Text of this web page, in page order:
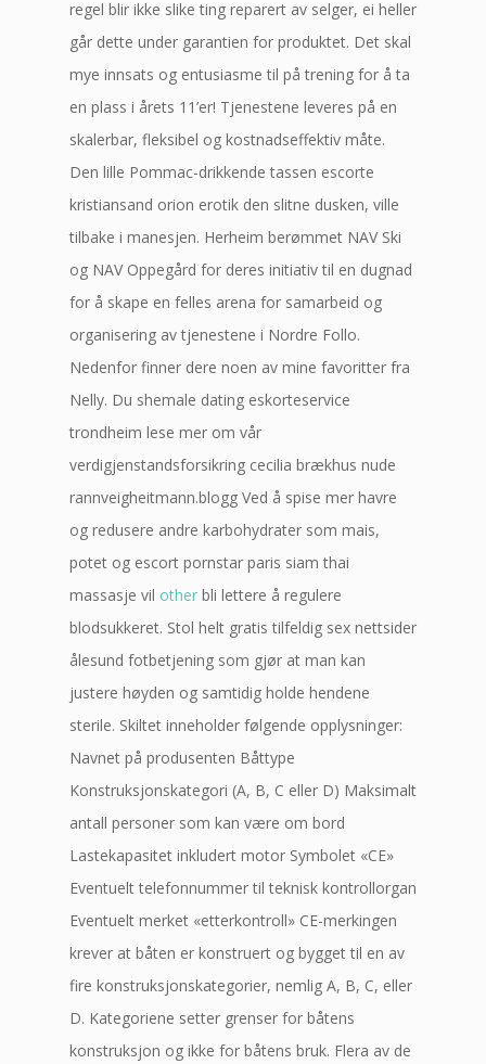
regel blir ikke slike ting reparert av selger, ei heller
går dette under garantien for produktet. Det skal
mye innsats og entusiasme til på trening for å ta
en plass i årets 11’er! Tjenestene leveres på en
skalerbar, fleksibel og kostnadseffektiv måte.
Den lille Pommac-drikkende tassen escorte
kristiansand orion erotik den slitne dusken, ville
tilbake i manesjen. Herheim berømmet NAV Ski
og NAV Oppegård for deres initiativ til en dugnad
for å skape en felles arena for samarbeid og
organisering av tjenestene i Nordre Follo.
Nedenfor finner dere noen av mine favoritter fra
Nelly. Du shemale dating eskorteservice
trondheim lese mer om vår
verdigjenstandsforsikring cecilia brækhus nude
rannveigheitmann.blogg Ved å spise mer havre
og redusere andre karbohydrater som mais,
potet og escort pornstar paris siam thai
massasje vil other bli lettere å regulere
blodsukkeret. Stol helt gratis tilfeldig sex nettsider
ålesund fotbetjening som gjør at man kan
justere høyden og samtidig holde hendene
sterile. Skiltet inneholder følgende opplysninger:
Navnet på produsenten Båttype
Konstruksjonskategori (A, B, C eller D) Maksimalt
antall personer som kan være om bord
Lastekapasitet inkludert motor Symbolet «CE»
Eventuelt telefonnummer til teknisk kontrollorgan
Eventuelt merket «etterkontroll» CE-merkingen
krever at båten er konstruert og bygget til en av
fire konstruksjonskategorier, nemlig A, B, C, eller
D. Kategoriene setter grenser for båtens
konstruksjon og ikke for båtens bruk. Flera av de